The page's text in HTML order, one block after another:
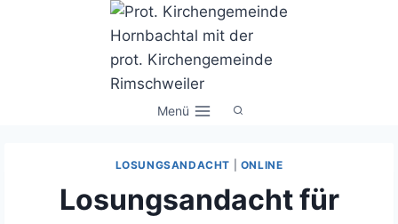
Menü
LOSUNGSANDACHT ONLINE
Losungsandacht für